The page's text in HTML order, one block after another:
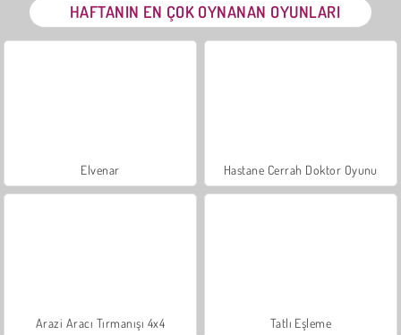
HAFTANIN EN ÇOK OYNANAN OYUNLARI
Elvenar Hastane Cerrah Doktor Oyunu
Arazi Aracı Tırmanışı 4x4 Tatlı Eşleme